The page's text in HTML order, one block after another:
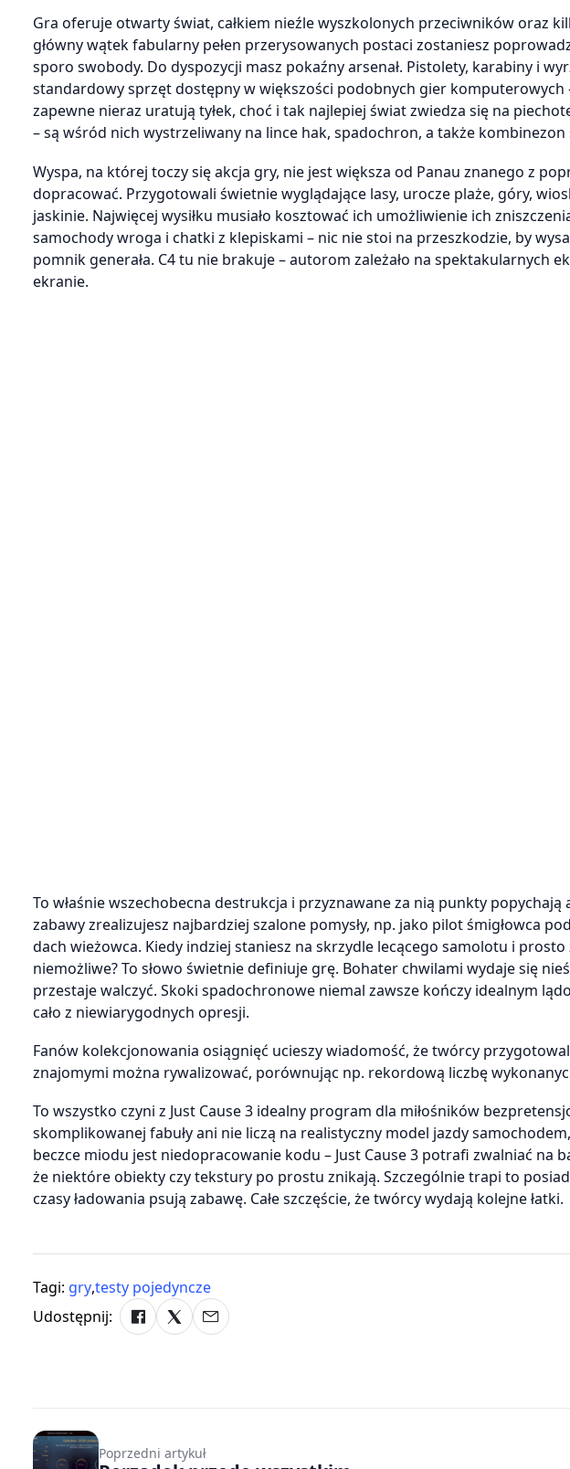
Gra oferuje otwarty świat, całkiem nieźle wyszkolonych przeciwników oraz
główny wątek fabularny pełen przerysowanych postaci zostaniesz
sporo swobody. Do dyspozycji masz pokaźny arsenał. Pistolety, karabiny i
standardowy sprzęt dostępny w większości podobnych gier komputerowych
zapewne nieraz uratują tyłek, choć i tak najlepiej świat zwiedza się na
– są wśród nich wystrzeliwany na lince hak, spadochron, a także
Wyspa, na której toczy się akcja gry, nie jest większa od Panau znanego z
dopracować. Przygotowali świetnie wyglądające lasy, urocze plaże, góry,
jaskinie. Najwięcej wysiłku musiało kosztować ich umożliwienie ich
samochody wroga i chatki z klepiskami – nic nie stoi na przeszkodzie, by
pomnik generała. C4 tu nie brakuje – autorom zależało na spektakularnych
ekranie.
To właśnie wszechobecna destrukcja i przyznawane za nią punkty
zabawy zrealizujesz najbardziej szalone pomysły, np. jako pilot śmigłowca
dach wieżowca. Kiedy indziej staniesz na skrzydle lecącego samolotu i
niemożliwe? To słowo świetnie definiuje grę. Bohater chwilami wydaje się
przestaje walczyć. Skoki spadochronowe niemal zawsze kończy idealnym
cało z niewiarygodnych opresji.
Fanów kolekcjonowania osiągnięć ucieszy wiadomość, że twórcy
znajomymi można rywalizować, porównując np. rekordową liczbę
To wszystko czyni z Just Cause 3 idealny program dla miłośników
skomplikowanej fabuły ani nie liczą na realistyczny model jazdy
beczce miodu jest niedopracowanie kodu – Just Cause 3 potrafi zwalniać na
że niektóre obiekty czy tekstury po prostu znikają. Szczególnie trapi to
czasy ładowania psują zabawę. Całe szczęście, że twórcy wydają kolejne łatki.
Tagi: gry,testy pojedyncze
Udostępnij:
Poprzedni artykuł